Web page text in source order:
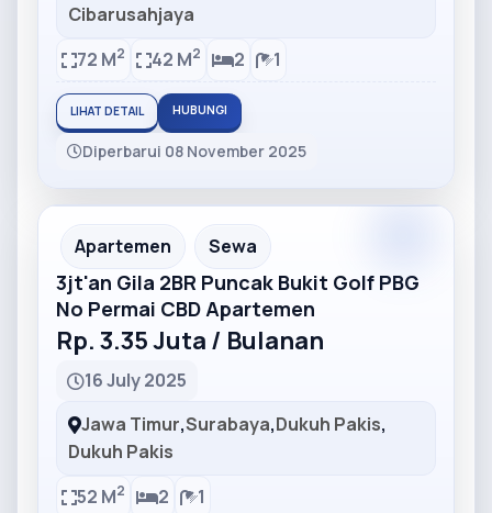
Cibarusahjaya
72 M2 42 M2 2 1
LIHAT DETAIL HUBUNGI
Diperbarui 08 November 2025
Partner Ad
Apartemen Sewa
3jt'an Gila 2BR Puncak Bukit Golf PBG
No Permai CBD Apartemen
Rp. 3.35 Juta / Bulanan
16 July 2025
Jawa Timur,Surabaya,Dukuh Pakis,
Dukuh Pakis
52 M2 2 1